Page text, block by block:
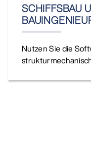
SCHIFFSBAU
Nutzen Sie die